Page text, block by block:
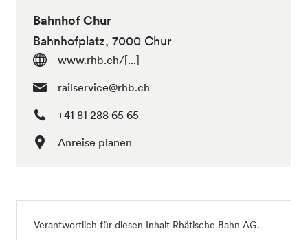
Bahnhof Chur
Bahnhofplatz, 7000 Chur
www.rhb.ch/[...]
railservice@rhb.ch
+41 81 288 65 65
Anreise planen
Verantwortlich für diesen Inhalt Rhätische Bahn AG.